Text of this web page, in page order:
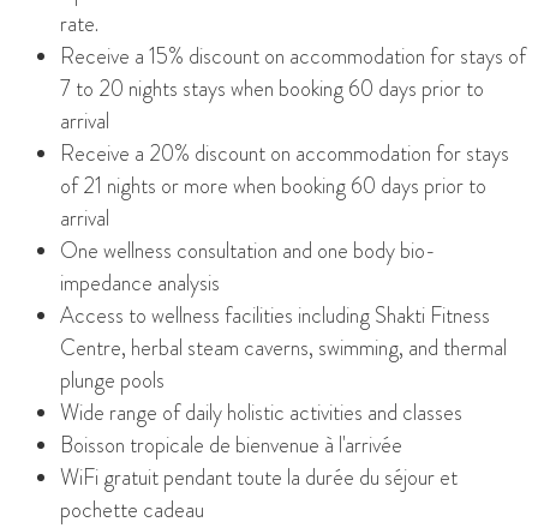
rate.
Receive a 15% discount on accommodation for stays of
7 to 20 nights stays when booking 60 days prior to
arrival
Receive a 20% discount on accommodation for stays
of 21 nights or more when booking 60 days prior to
arrival
One wellness consultation and one body bio-
impedance analysis
Access to wellness facilities including Shakti Fitness
Centre, herbal steam caverns, swimming, and thermal
plunge pools
Wide range of daily holistic activities and classes
Boisson tropicale de bienvenue à l'arrivée
WiFi gratuit pendant toute la durée du séjour et
pochette cadeau